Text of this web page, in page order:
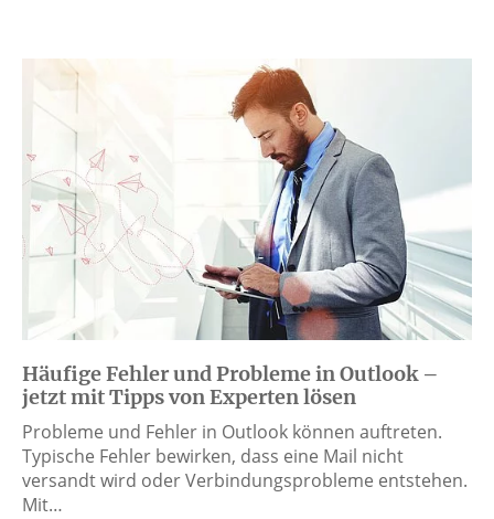
Häufige Fehler und Probleme in Outlook –
jetzt mit Tipps von Experten lösen
Probleme und Fehler in Outlook können auftreten.
Typische Fehler bewirken, dass eine Mail nicht
versandt wird oder Verbindungsprobleme entstehen.
Mit…